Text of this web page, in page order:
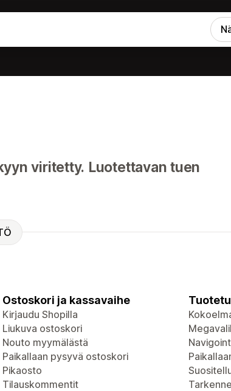
viritetty. Luotettavan tuen
Ostoskori ja kassavaihe
Kirjaudu Shopilla
Liukuva ostoskori
Nouto myymälästä
Paikallaan pysyvä ostoskori
Pikaosto
Tilauskommentit